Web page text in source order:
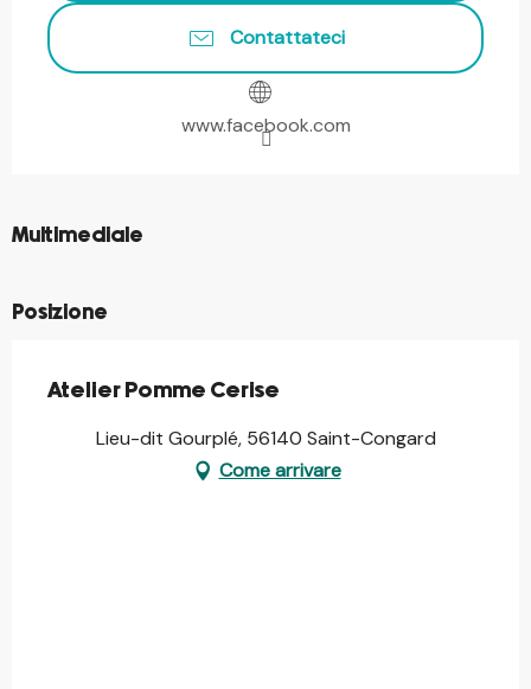
Contattateci
www.facebook.com
Multimediale
©
Posizione
Atelier Pomme Cerise
Lieu-dit Gourplé, 56140 Saint-Congard
Come arrivare